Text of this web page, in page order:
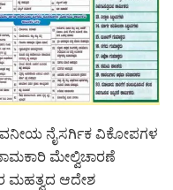
ನೈಸರ್ಗಿಕ ವಿಕೋಪಗಳ
ಮೇಲ್ವಿಚಾರಣೆ
ಮಹತ್ವದ ಆದೇಶ